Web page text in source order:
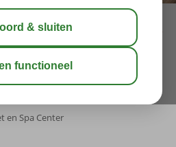
loopafstand
en Spa Center